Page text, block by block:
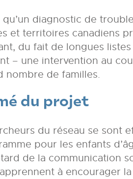
qu’un diagnostic de
et territoires canadiens
du fait de longues
– une intervention au
nombre de familles.
du projet
du réseau se sont
pour les enfants
de la communication
à encourager